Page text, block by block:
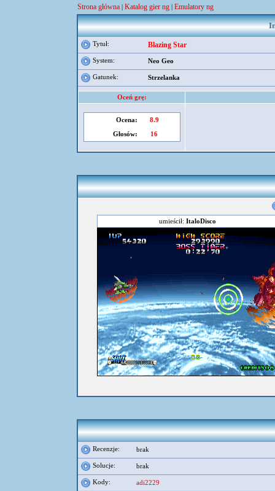
Strona główna | Katalog gier ng | Emulatory ng
Tytuł: Blazing Star
System: Neo Geo
Gatunek: Strzelanka
Oceń grę:
Ocena:
8.9
Głosów:
16
umieścił: ItaloDisco
Recenzje: brak
Solucje: brak
Kody: adi2229